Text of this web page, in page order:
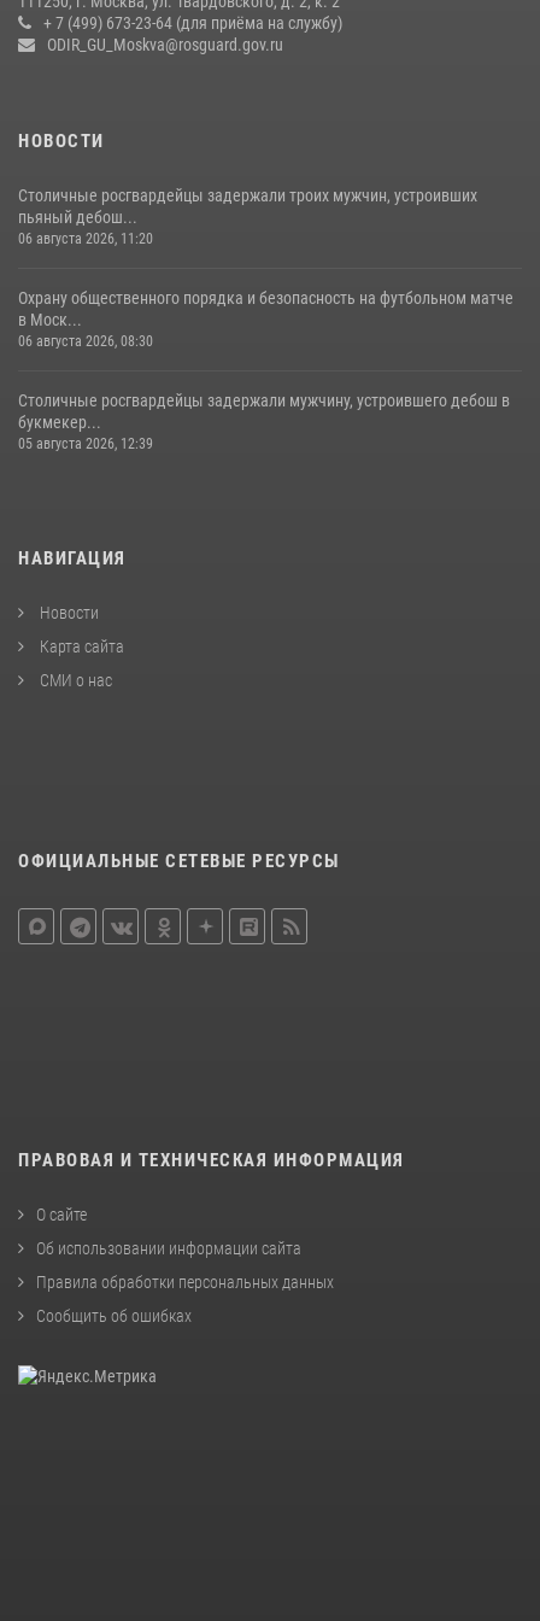
Центр профессиональной подготовки сотрудников
+ 7 (499) 673-23-64 (для приёма на службу)
ODIR_GU_Moskva@rosguard.gov.ru
НОВОСТИ
Столичные росгвардейцы задержали троих мужчин, устроивших
пьяный дебош...
06 августа 2026, 11:20
Охрану общественного порядка и безопасность на футбольном матче
в Моск...
06 августа 2026, 08:30
Столичные росгвардейцы задержали мужчину, устроившего дебош в
букмекер...
05 августа 2026, 12:39
НАВИГАЦИЯ
Новости
Карта сайта
СМИ о нас
ОФИЦИАЛЬНЫЕ СЕТЕВЫЕ РЕСУРСЫ
ПРАВОВАЯ И ТЕХНИЧЕСКАЯ ИНФОРМАЦИЯ
О сайте
Об использовании информации сайта
Правила обработки персональных данных
Сообщить об ошибках